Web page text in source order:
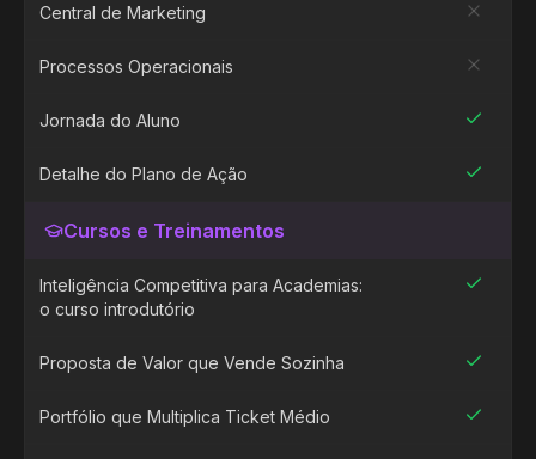
Central de Marketing
Processos Operacionais
Jornada do Aluno
Detalhe do Plano de Ação
Cursos e Treinamentos
Inteligência Competitiva para Academias:
o curso introdutório
Proposta de Valor que Vende Sozinha
Portfólio que Multiplica Ticket Médio